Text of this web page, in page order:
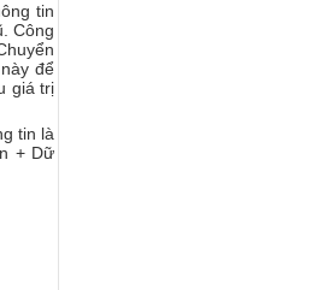
tin
Công
để
giá trị
tin là
+ Dữ